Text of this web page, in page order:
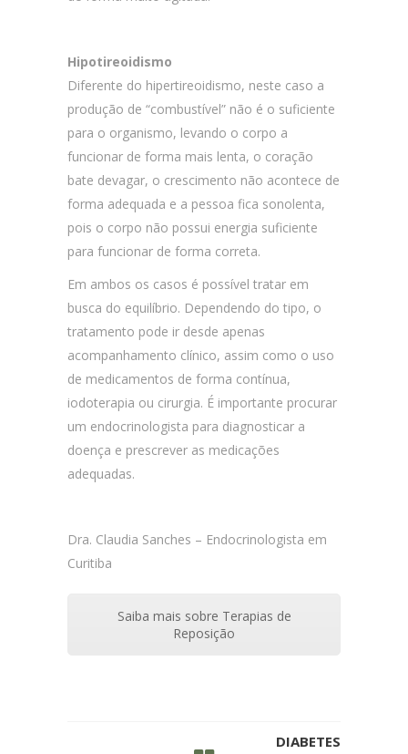
Hipotireoidismo
Diferente do hipertireoidismo, neste caso a
produção de “combustível” não é o suficiente
para o organismo, levando o corpo a
funcionar de forma mais lenta, o coração
bate devagar, o crescimento não acontece de
forma adequada e a pessoa fica sonolenta,
pois o corpo não possui energia suficiente
para funcionar de forma correta.
Em ambos os casos é possível tratar em
busca do equilíbrio. Dependendo do tipo, o
tratamento pode ir desde apenas
acompanhamento clínico, assim como o uso
de medicamentos de forma contínua,
iodoterapia ou cirurgia. É importante procurar
um endocrinologista para diagnosticar a
doença e prescrever as medicações
adequadas.
Dra. Claudia Sanches – Endocrinologista em
Curitiba
Saiba mais sobre Terapias de
Reposição
DIABETES